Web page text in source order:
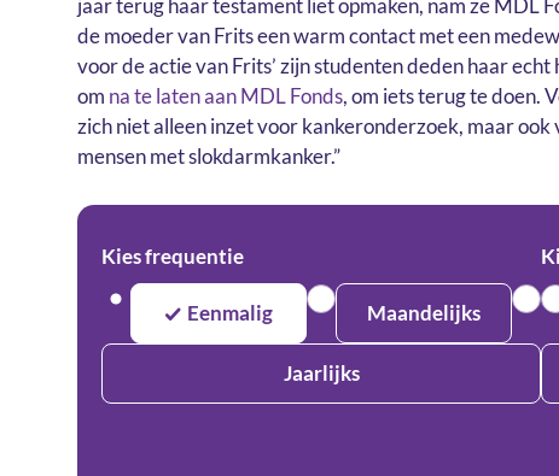
jaar terug haar testament liet opmaken, nam ze MDL
de moeder van Frits een warm contact met een
voor de actie van Frits’ zijn studenten deden haar
om na te laten aan MDL Fonds, om iets terug te doen.
zich niet alleen inzet voor kankeronderzoek, maar
mensen met slokdarmkanker.”
Kies frequentie
Eenmalig Maandelijks
Jaarlijks